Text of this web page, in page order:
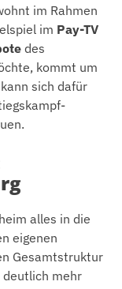
im Rahmen
im Pay-TV
des
kommt um
sich dafür
alles in die
eigenen
Gesamtstruktur
deutlich mehr